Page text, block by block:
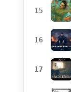
15
16
17